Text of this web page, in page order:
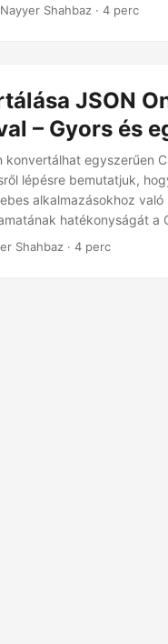
Nayyer Shahbaz · 4 perc
JSON
– Gyors és
konvertálhat egyszerűen
lépésre bemutatjuk,
alkalmazásokhoz
hatékonyságát a
könnyen használható
Shahbaz · 4 perc